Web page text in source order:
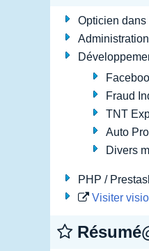
Opticien
Fraud
TNT
Auto
Divers
PHP /
Visiter